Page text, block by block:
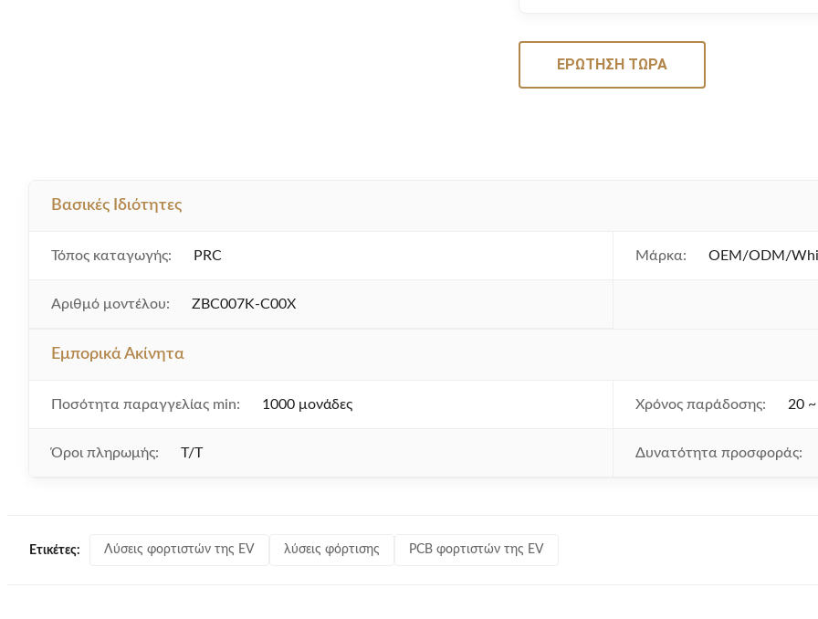
ΕΡΏΤΗΣΗ ΤΏΡΑ
Βασικές Ιδιότητες
Τόπος καταγωγής: PRC Μάρκα: OEM/ODM/
Αριθμό μοντέλου: ZBC007K-C00X
Εμπορικά Ακίνητα
Ποσότητα παραγγελίας min: 1000 μονάδες Χρόνος παράδοσης: 20
Όροι πληρωμής: T/T Δυνατότητα προσφοράς:
Ετικέτες: Λύσεις φορτιστών της EV λύσεις φόρτισης PCB φορτιστών της EV